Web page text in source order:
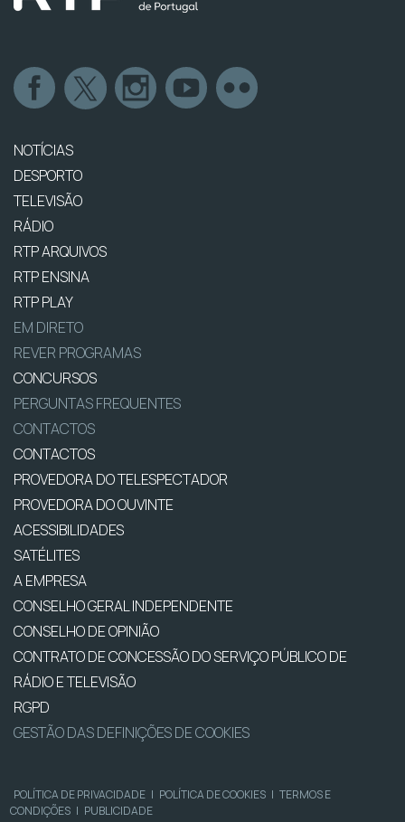
NOTÍCIAS
DESPORTO
TELEVISÃO
RÁDIO
RTP ARQUIVOS
RTP ENSINA
RTP PLAY
EM DIRETO
REVER PROGRAMAS
CONCURSOS
PERGUNTAS FREQUENTES
CONTACTOS
CONTACTOS
PROVEDORA DO TELESPECTADOR
PROVEDORA DO OUVINTE
ACESSIBILIDADES
SATÉLITES
A EMPRESA
CONSELHO GERAL INDEPENDENTE
CONSELHO DE OPINIÃO
CONTRATO DE CONCESSÃO DO SERVIÇO PÚBLICO DE
RÁDIO E TELEVISÃO
RGPD
GESTÃO DAS DEFINIÇÕES DE COOKIES
POLÍTICA DE PRIVACIDADE | POLÍTICA DE COOKIES | TERMOS E
CONDIÇÕES | PUBLICIDADE